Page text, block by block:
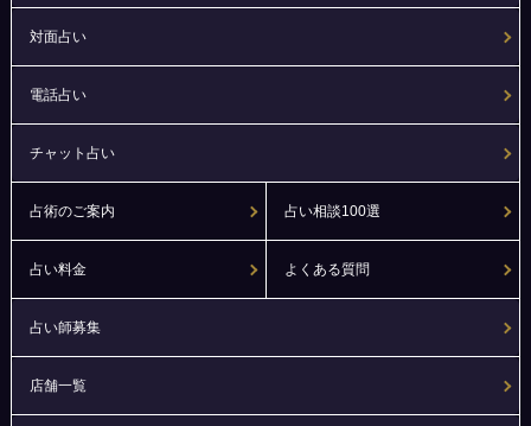
対面占い
電話占い
チャット占い
占術のご案内 占い相談100選
占い料金 よくある質問
占い師募集
店舗一覧